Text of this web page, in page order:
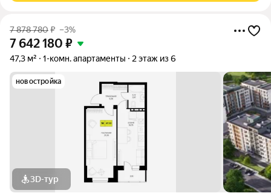
7 878 780₽ –3%
7 642 180 ₽
47,3 м² 1-комн. апартаменты 2 этаж из 6
новостройка
3D-тур